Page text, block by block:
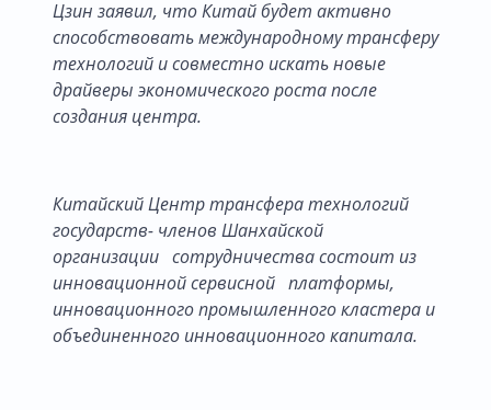
Цзин заявил, что Китай будет активно
способствовать международному трансферу
технологий и совместно искать новые
драйверы экономического роста после
создания центра.
Китайский Центр трансфера технологий
государств- членов Шанхайской
организации сотрудничества состоит из
инновационной сервисной платформы,
инновационного промышленного кластера и
объединенного инновационного капитала.